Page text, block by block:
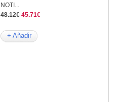
NOTI...
48.12€ 45.71€
+ Añadir